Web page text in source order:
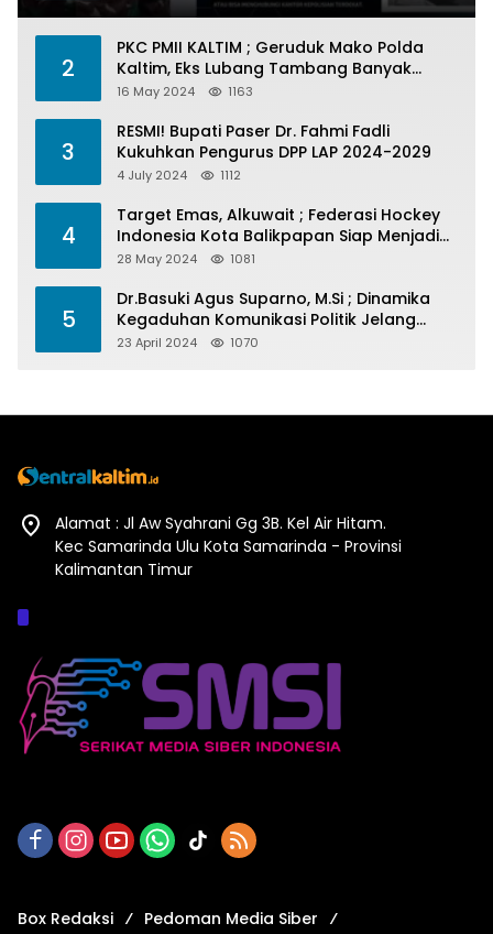
2
PKC PMII KALTIM ; Geruduk Mako Polda
Kaltim, Eks Lubang Tambang Banyak
Menelan Korban
16 May 2024 1163
3
RESMI! Bupati Paser Dr. Fahmi Fadli
Kukuhkan Pengurus DPP LAP 2024-2029
4 July 2024 1112
4
Target Emas, Alkuwait ; Federasi Hockey
Indonesia Kota Balikpapan Siap Menjadi
Barometer Prestasi Di Kaltim
28 May 2024 1081
5
Dr.Basuki Agus Suparno, M.Si ; Dinamika
Kegaduhan Komunikasi Politik Jelang
Pesta Politik 2024
23 April 2024 1070
Alamat : Jl Aw Syahrani Gg 3B. Kel Air Hitam.
Kec Samarinda Ulu Kota Samarinda - Provinsi
Kalimantan Timur
Box Redaksi Pedoman Media Siber